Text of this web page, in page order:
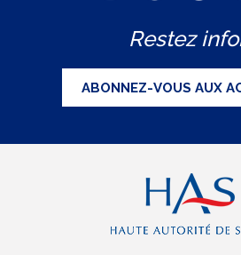
i
t
t
e
n
c
e
b
o
o
k
(
u
t
u
b
e
(
n
Restez
ABONNEZ-VOUS AUX